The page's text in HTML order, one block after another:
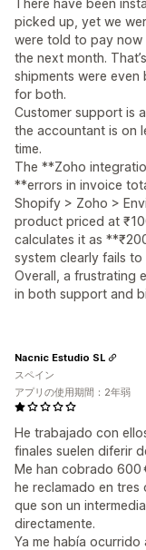
There have been
picked up, yet we
were told to pay now
the next month.
shipments were
for both.
Customer support is
the accountant is on
time.
The **Zoho
**errors in invoice
Shopify > Zoho >
product priced at
calculates it as
system clearly fails
Overall, a frustrating
in both support and
He trabajado con
finales suelen diferir
Me han cobrado 600
he reclamado en tres
que son un
directamente.
Ya me había
Nacnic Estudio SL
スペイン
アプリの使用期間：2年弱